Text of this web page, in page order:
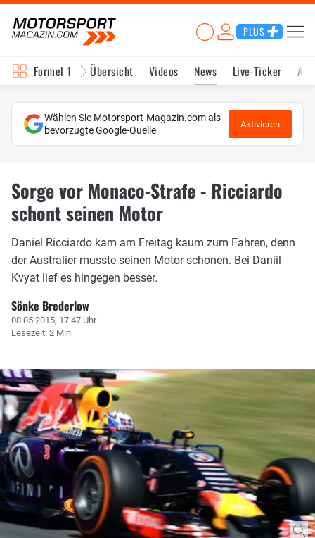
PLUS
Formel 1 Übersicht Videos News Live-Ticker
Wählen Sie Motorsport-Magazin.com als
bevorzugte Google-Quelle
Aktivieren
Sorge vor Monaco-Strafe - Ricciardo
schont seinen Motor
Daniel Ricciardo kam am Freitag kaum zum Fahren, denn
der Australier musste seinen Motor schonen. Bei Daniil
Kvyat lief es hingegen besser.
Sönke Brederlow
08.05.2015, 17:47 Uhr
Lesezeit: 2 Min